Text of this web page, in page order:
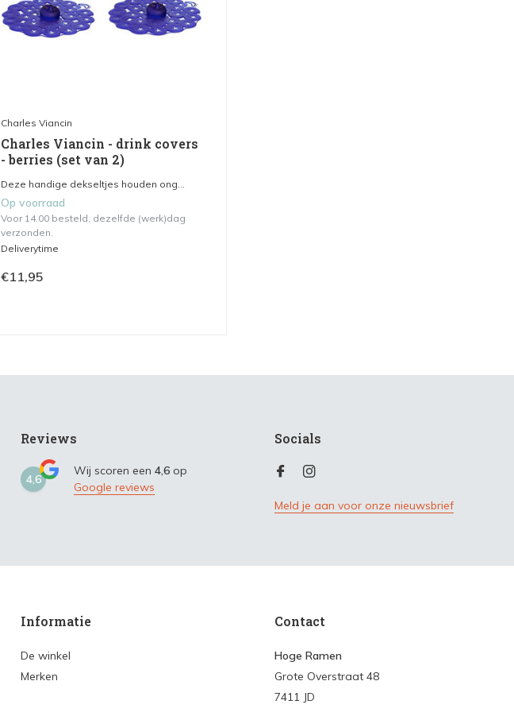
Charles Viancin
Charles Viancin - drink covers
- berries (set van 2)
Deze handige dekseltjes houden ong...
Op voorraad
Voor 14.00 besteld, dezelfde (werk)dag
verzonden.
Deliverytime
€11,95
Reviews
4,6
Wij scoren een 4,6 op
Google reviews
Socials
Meld je aan voor onze nieuwsbrief
Informatie
De winkel
Merken
Contact
Hoge Ramen
Grote Overstraat 48
7411 JD